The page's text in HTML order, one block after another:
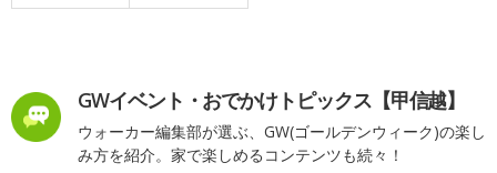
GWイベント・おでかけトピックス【甲信越】
ウォーカー編集部が選ぶ、GW(ゴールデンウィーク)の楽し
み方を紹介。家で楽しめるコンテンツも続々！